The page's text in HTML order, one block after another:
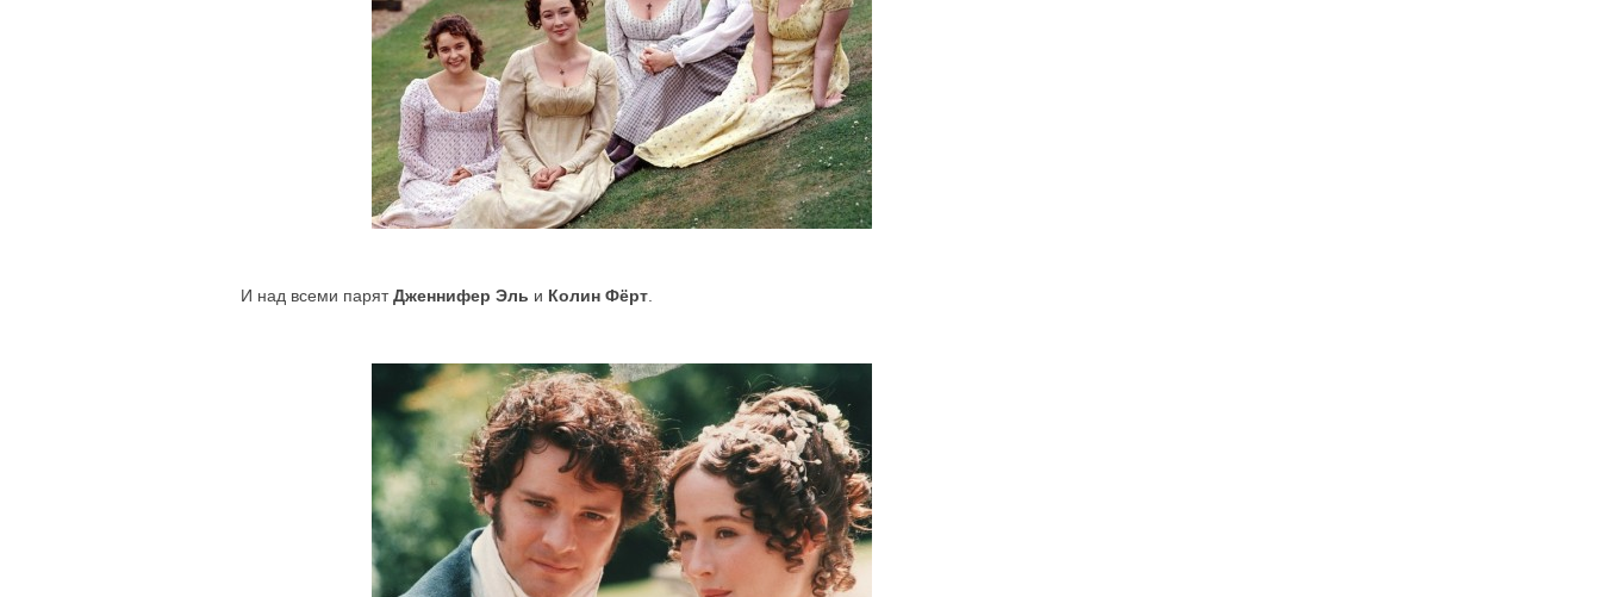
И над всеми парятДженнифер Эль и Колин Фёрт